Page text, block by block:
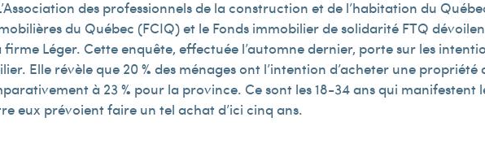
des professionnels de la construction et de l’habitation du
du Québec (FCIQ) et le Fonds immobilier de solidarité FTQ
Léger. Cette enquête, effectuée l’automne dernier, porte sur les
Elle révèle que 20 % des ménages ont l’intention d’acheter une propriété
à 23 % pour la province. Ce sont les 18-34 ans qui manifestent
eux prévoient faire un tel achat d’ici cinq ans.